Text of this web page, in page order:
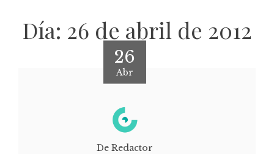
Día: 26 de abril de 2012
26
Abr
De Redactor